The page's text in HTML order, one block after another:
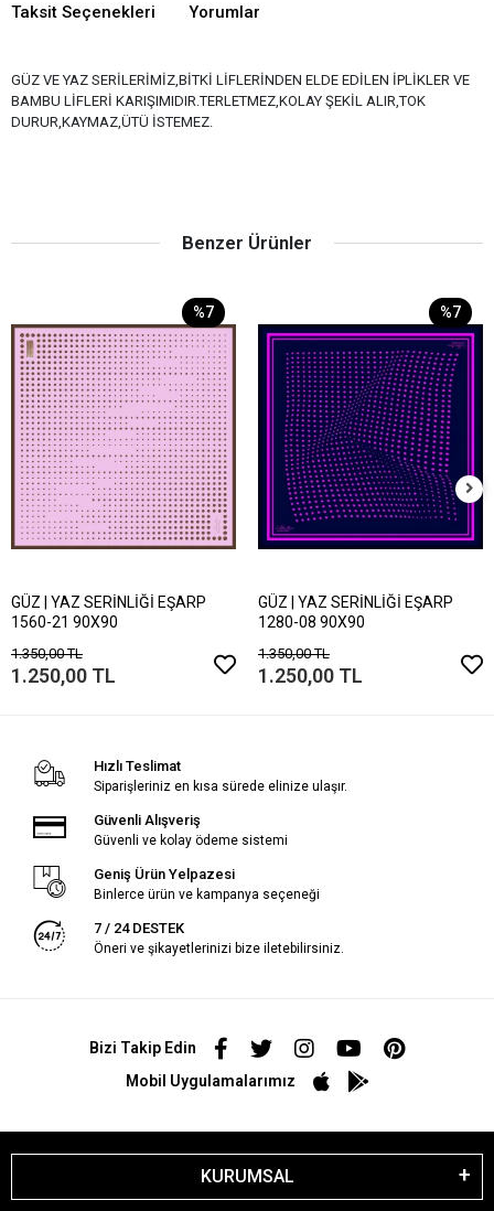
Taksit Seçenekleri Yorumlar
GÜZ VE YAZ SERİLERİMİZ,BİTKİ LİFLERİNDEN ELDE EDİLEN İPLİKLER VE
BAMBU LİFLERİ KARIŞIMIDIR.TERLETMEZ,KOLAY ŞEKİL ALIR,TOK
DURUR,KAYMAZ,ÜTÜ İSTEMEZ.
Benzer Ürünler
%7
GÜZ | YAZ SERİNLİĞİ EŞARP
1560-21 90X90
1.350,00 TL
1.250,00 TL
%7
GÜZ | YAZ SERİNLİĞİ EŞARP
1280-08 90X90
1.350,00 TL
1.250,00 TL
Hızlı Teslimat
Siparişleriniz en kısa sürede elinize ulaşır.
Güvenli Alışveriş
Güvenli ve kolay ödeme sistemi
Geniş Ürün Yelpazesi
Binlerce ürün ve kampanya seçeneği
7 / 24 DESTEK
Öneri ve şikayetlerinizi bize iletebilirsiniz.
Bizi Takip Edin
Mobil Uygulamalarımız
KURUMSAL